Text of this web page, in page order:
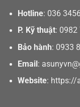
Hotline: 036
P. Kỹ thuật: 0982
Bảo hành: 0933
Email :
Website: https://